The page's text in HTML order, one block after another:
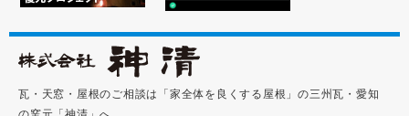
瓦・天窓・屋根のご相談は「家全体を良くする屋根」の三州瓦・愛知